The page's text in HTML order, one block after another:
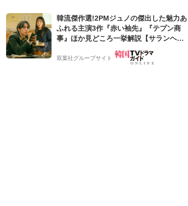
韓流傑作選!2PMジュノの傑出した魅力あ
ふれる主演3作『赤い袖先』『テプン商
事』ほか見どころ一挙解説【サランヘジ
双葉社グループサイト